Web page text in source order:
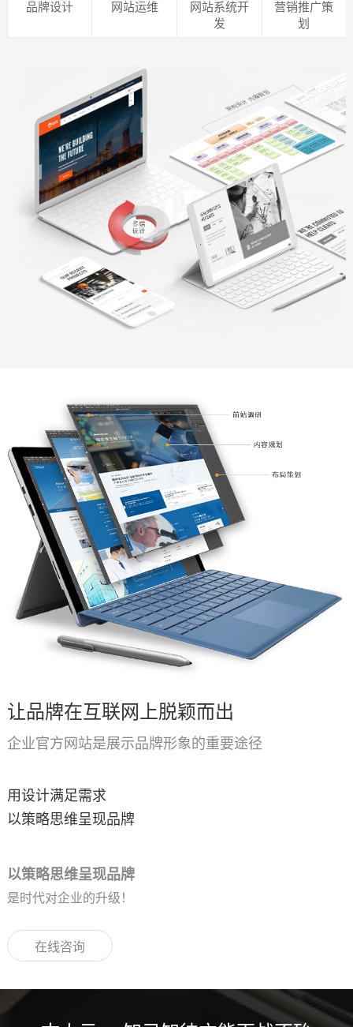
品牌设计 网站运维
网站系统开
发
营销推广策
划
让品牌在互联网上脱颖而出
企业官方网站是展示品牌形象的重要途径
用设计满足需求
以策略思维呈现品牌
以策略思维呈现品牌
是时代对企业的升级！
在线咨询